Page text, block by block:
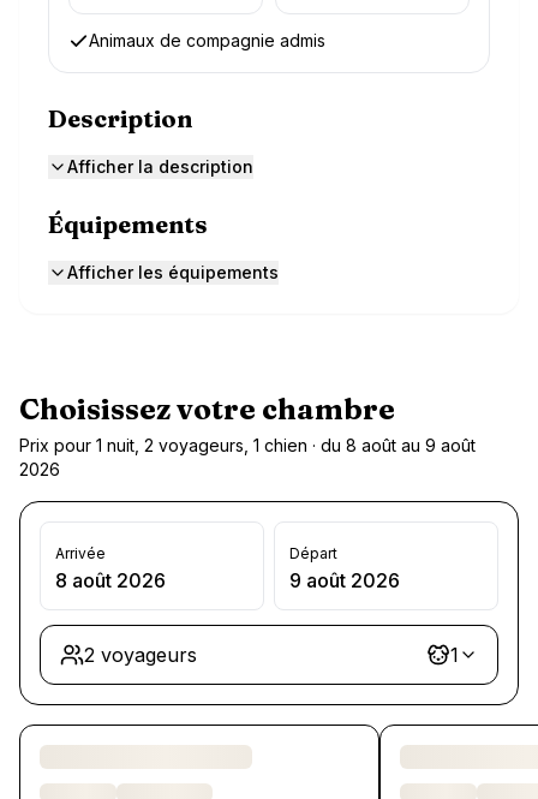
Animaux de compagnie admis
Description
Afficher la description
Équipements
Afficher les équipements
Choisissez votre chambre
Prix pour 1 nuit, 2 voyageurs, 1 chien · du 8 août au 9 août
2026
Arrivée
8 août 2026
Départ
9 août 2026
2 voyageurs 1
Chargement des chambres et des formules…